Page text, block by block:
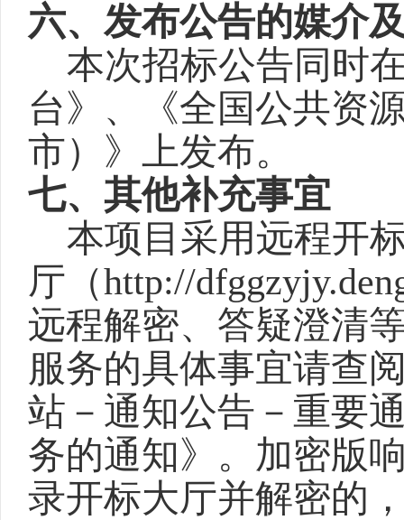
六、 发布公告的媒介
本次招标公告同时
台》、《全国公共资
市）》上发布。
七、其他补充事宜
本项目采用远程开
厅（http://
远程解密、答疑澄清
服务的具体事宜请查
站－通知公告－重要
务的通知》。加密版
录开标大厅并解密的